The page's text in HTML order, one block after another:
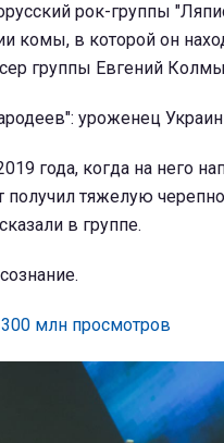
рок-группы
комы, в которой он
группы Евгений
уроженец
года, когда на него
получил тяжелую
в группе.
млн просмотров